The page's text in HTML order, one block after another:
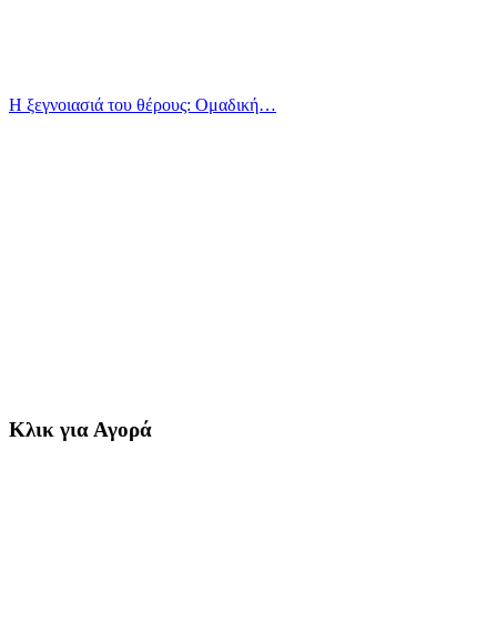
Η ξεγνοιασιά του θέρους: Ομαδική…
Κλικ για Αγορά